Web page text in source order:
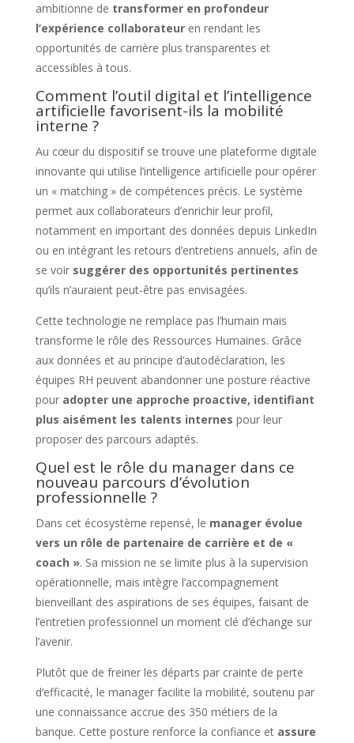
ambitionne de transformer en profondeur
l’expérience collaborateuren rendant les
opportunités de carrière plus transparentes et
accessibles à tous.
Comment l’outil digital et l’intelligence
artificielle favorisent-ils la mobilité
interne ?
Au cœur du dispositif se trouve une plateforme digitale
innovante qui utilise l’intelligence artificielle pour opérer
un « matching » de compétences précis. Le système
permet aux collaborateurs d’enrichir leur profil,
notamment en important des données depuis LinkedIn
ou en intégrant les retours d’entretiens annuels, afin de
se voir suggérer des opportunités pertinentes
qu’ils n’auraient peut-être pas envisagées.
Cette technologie ne remplace pas l’humain mais
transforme le rôle des Ressources Humaines. Grâce
aux données et au principe d’autodéclaration, les
équipes RH peuvent abandonner une posture réactive
pour adopter une approche proactive, identifiant
plus aisément les talents internes pour leur
proposer des parcours adaptés.
Quel est le rôle du manager dans ce
nouveau parcours d’évolution
professionnelle ?
Dans cet écosystème repensé, le manager évolue
vers un rôle de partenaire de carrière et de «
coach ». Sa mission ne se limite plus à la supervision
opérationnelle, mais intègre l’accompagnement
bienveillant des aspirations de ses équipes, faisant de
l’entretien professionnel un moment clé d’échange sur
l’avenir.
Plutôt que de freiner les départs par crainte de perte
d’efficacité, le manager facilite la mobilité, soutenu par
une connaissance accrue des 350 métiers de la
banque. Cette posture renforce la confiance et assure